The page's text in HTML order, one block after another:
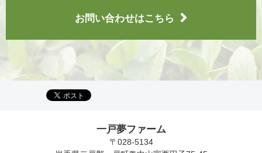
お問い合わせはこちら
一戸夢ファーム
〒028-5134